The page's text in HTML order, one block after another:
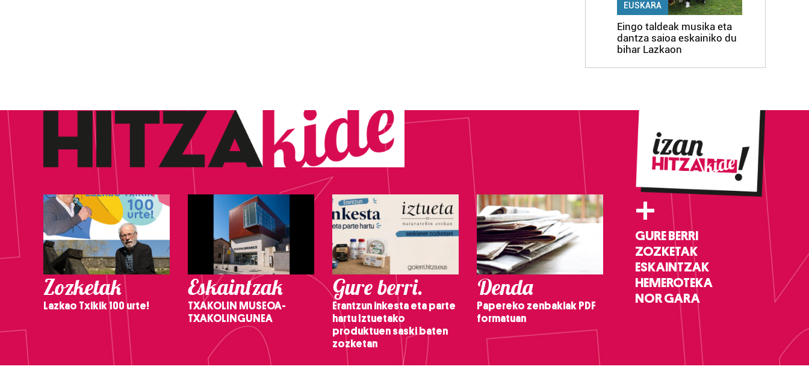
EUSKARA
Eingo taldeak musika eta
dantza saioa eskainiko du
bihar Lazkaon
Zozketak
Lazkao Txikik 100 urte!
Eskaintzak
TXAKOLIN MUSEOA-
TXAKOLINGUNEA
Gure berri.
Erantzun inkesta eta parte
hartu Iztuetako
produktuen saski baten
zozketan
Denda
Papereko zenbakiak PDF
formatuan
+
GURE BERRI
ZOZKETAK
ESKAINTZAK
HEMEROTEKA
NOR GARA